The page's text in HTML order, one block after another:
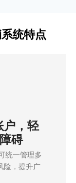
统特点
户，轻
碍
统一管理多
险，提升广